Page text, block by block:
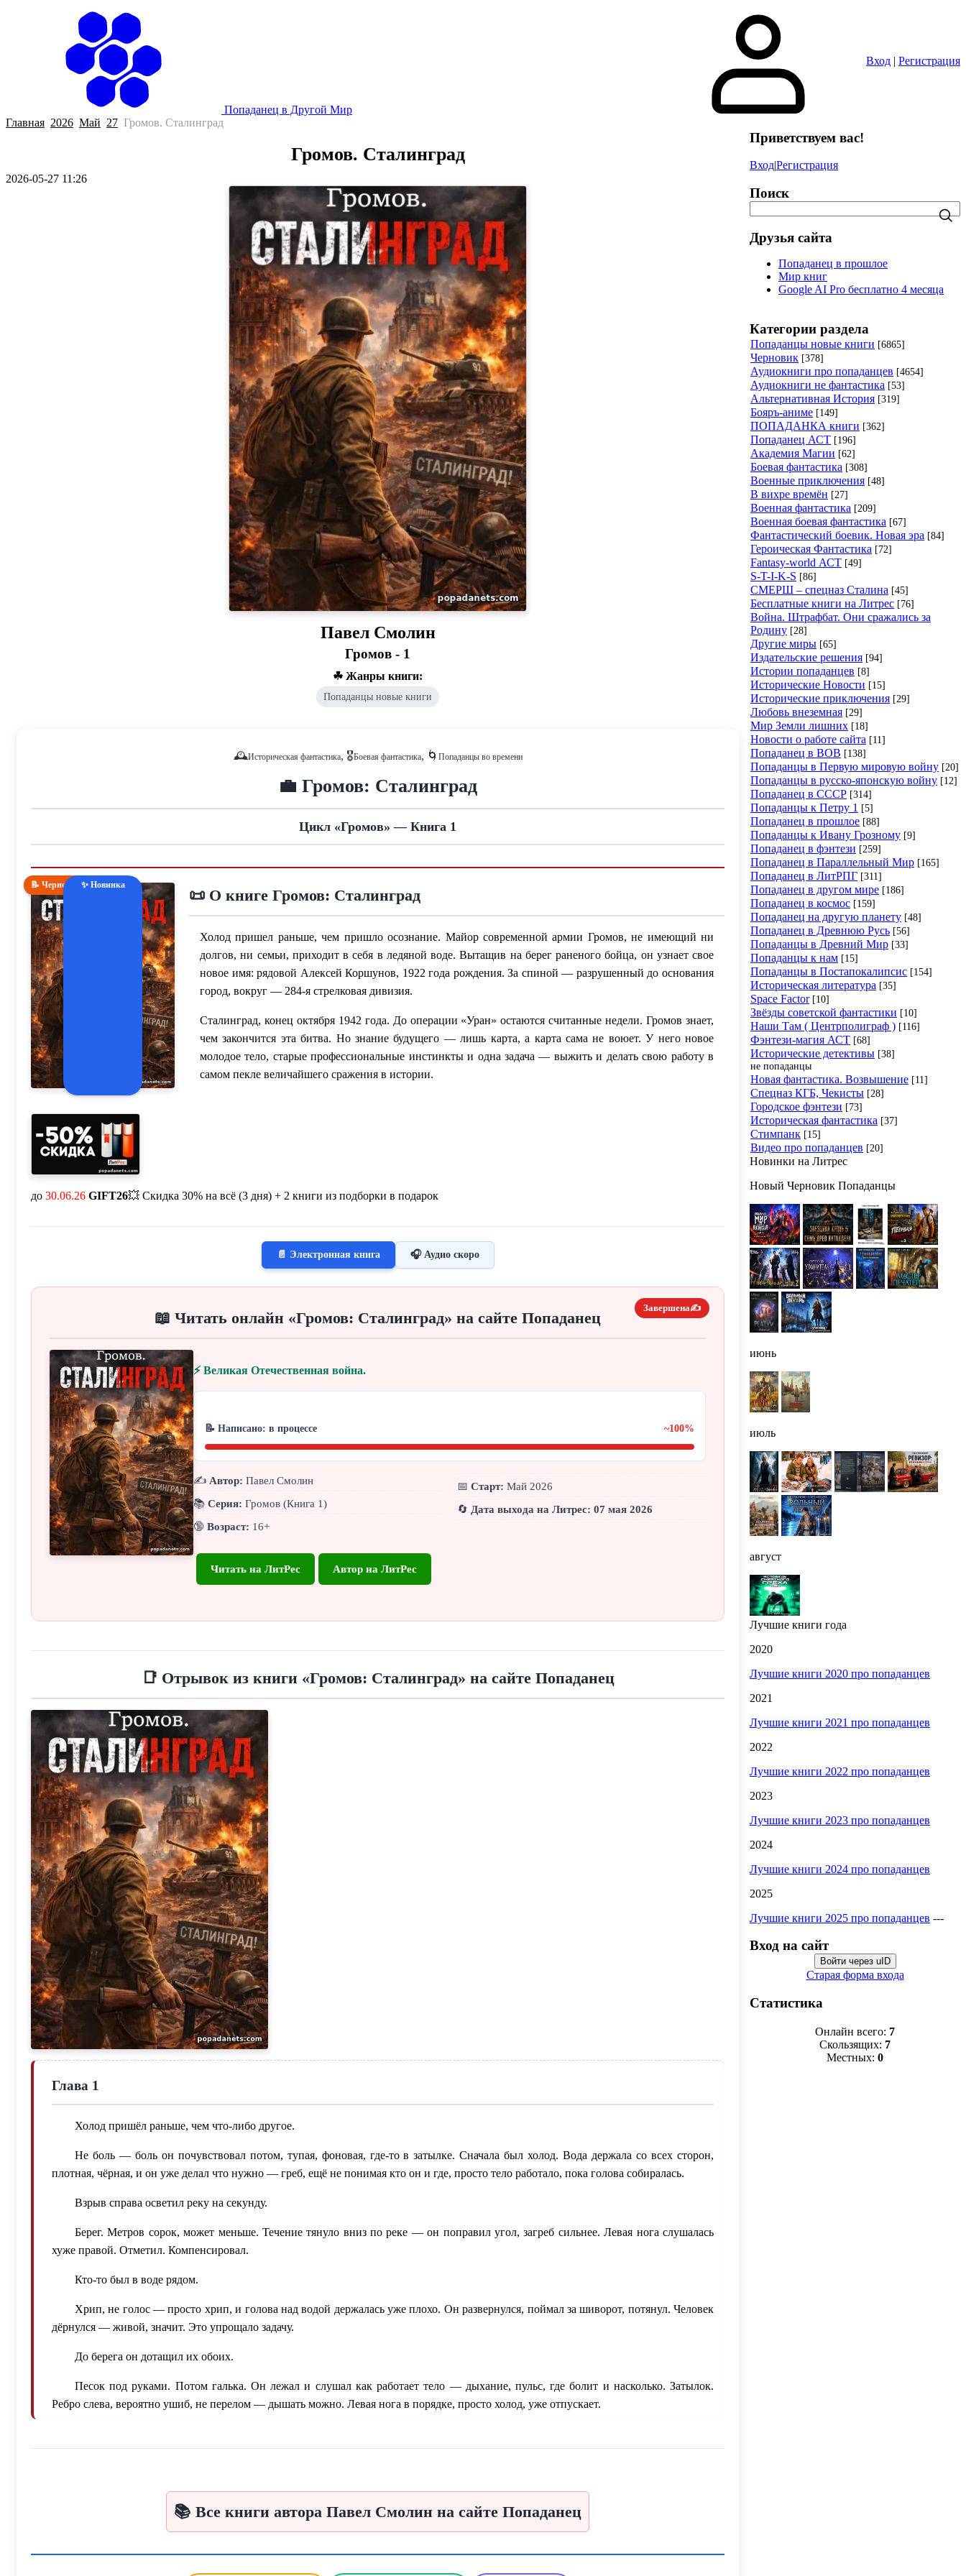
Попаданец в Другой Мир
Вход | Регистрация
Главная 2026 Май 27 Громов. Сталинград
Громов. Сталинград
2026-05-27 11:26
Павел Смолин
Громов - 1
☘ Жанры книги:
Попаданцы новые книги
🕰️Историческая фантастика, 🎖️Боевая фантастика, 🌀 Попаданцы во времени
💼 Громов: Сталинград
Цикл «Громов» — Книга 1
📝 Черновик ✨ Новинка
📜 О книге Громов: Сталинград
Холод пришел раньше, чем пришло осознание. Майор современной армии Громов, не имеющий ни
долгов, ни семьи, приходит в себя в ледяной воде. Вытащив на берег раненого бойца, он узнает свое
новое имя: рядовой Алексей Коршунов, 1922 года рождения. За спиной — разрушенный до основания
город, вокруг — 284-я стрелковая дивизия.
Сталинград, конец октября 1942 года. До операции «Уран» остаются считанные недели. Громов знает,
чем закончится эта битва. Но знание будущего — лишь карта, а карта сама не воюет. У него новое
молодое тело, старые профессиональные инстинкты и одна задача — выжить и делать свою работу в
самом пекле величайшего сражения в истории.
до 30.06.26 GIFT26💥 Скидка 30% на всё (3 дня) + 2 книги из подборки в подарок
📄 Электронная книга 🎧 Аудио скоро
Завершена✍️
📖 Читать онлайн «Громов: Сталинград» на сайте Попаданец
⚡ Великая Отечественная война.
📝 Написано: в процессе ~100%
✍️ Автор: Павел Смолин
📚 Серия: Громов (Книга 1)
🔞 Возраст: 16+
📅 Старт: Май 2026
🔄 Дата выхода на Литрес: 07 мая 2026
Читать на ЛитРес Автор на ЛитРес
📑 Отрывок из книги «Громов: Сталинград» на сайте Попаданец
Глава 1
Холод пришёл раньше, чем что-либо другое.
Не боль — боль он почувствовал потом, тупая, фоновая, где-то в затылке. Сначала был холод. Вода держала со всех сторон,
плотная, чёрная, и он уже делал что нужно — греб, ещё не понимая кто он и где, просто тело работало, пока голова собиралась.
Взрыв справа осветил реку на секунду.
Берег. Метров сорок, может меньше. Течение тянуло вниз по реке — он поправил угол, загреб сильнее. Левая нога слушалась
хуже правой. Отметил. Компенсировал.
Кто-то был в воде рядом.
Хрип, не голос — просто хрип, и голова над водой держалась уже плохо. Он развернулся, поймал за шиворот, потянул. Человек
дёрнулся — живой, значит. Это упрощало задачу.
До берега он дотащил их обоих.
Песок под руками. Потом галька. Он лежал и слушал как работает тело — дыхание, пульс, где болит и насколько. Затылок.
Ребро слева, вероятно ушиб, не перелом — дышать можно. Левая нога в порядке, просто холод, уже отпускает.
Голос откуда-то справа. Он не откликнулся.
— Коршунов, живой?!
Пауза получилась в полсекунды — он сам её почувствовал, эту паузу, слишком длинную для человека который знает своё имя.
📚 Все книги автора Павел Смолин на сайте Попаданец
Приветствуем вас!
Вход|Регистрация
Поиск
Друзья сайта
Попаданец в прошлое
Мир книг
Google AI Pro бесплатно 4 месяца
Категории раздела
Попаданцы новые книги [6865]
Черновик [378]
Аудиокниги про попаданцев [4654]
Аудиокниги не фантастика [53]
Альтернативная История [319]
Бояръ-аниме [149]
ПОПАДАНКА книги [362]
Попаданец АСТ [196]
Академия Магии [62]
Боевая фантастика [308]
Военные приключения [48]
В вихре времён [27]
Военная фантастика [209]
Военная боевая фантастика [67]
Фантастический боевик. Новая эра [84]
Героическая Фантастика [72]
Fantasy-world АСТ [49]
S-T-I-K-S [86]
СМЕРШ – спецназ Сталина [45]
Бесплатные книги на Литрес [76]
Война. Штрафбат. Они сражались за
Родину [28]
Другие миры [65]
Издательские решения [94]
Истории попаданцев [8]
Исторические Новости [15]
Исторические приключения [29]
Любовь внеземная [29]
Мир Земли лишних [18]
Новости о работе сайта [11]
Попаданец в ВОВ [138]
Попаданцы в Первую мировую войну [20]
Попаданцы в русско-японскую войну [12]
Попаданец в СССР [314]
Попаданцы к Петру 1 [5]
Попаданец в прошлое [88]
Попаданцы к Ивану Грозному [9]
Попаданец в фэнтези [259]
Попаданец в Параллельный Мир [165]
Попаданец в ЛитРПГ [311]
Попаданец в другом мире [186]
Попаданец в космос [159]
Попаданец на другую планету [48]
Попаданец в Древнюю Русь [56]
Попаданцы в Древний Мир [33]
Попаданцы к нам [15]
Попаданцы в Постапокалипсис [154]
Историческая литература [35]
Space Factor [10]
Звёзды советской фантастики [10]
Наши Там ( Центрполиграф ) [116]
Фэнтези-магия АСТ [68]
Исторические детективы [38]
не попаданцы
Новая фантастика. Возвышение [11]
Спецназ КГБ, Чекисты [28]
Городское фэнтези [73]
Историческая фантастика [37]
Стимпанк [15]
Видео про попаданцев [20]
Новинки на Литрес
Новый Черновик Попаданцы
июнь
июль
август
Лучшие книги года
2020
Лучшие книги 2020 про попаданцев
2021
Лучшие книги 2021 про попаданцев
2022
Лучшие книги 2022 про попаданцев
2023
Лучшие книги 2023 про попаданцев
2024
Лучшие книги 2024 про попаданцев
2025
Лучшие книги 2025 про попаданцев ---
Вход на сайт
Войти через uID
Старая форма входа
Статистика
Онлайн всего: 7
Скользящих: 7
Местных: 0